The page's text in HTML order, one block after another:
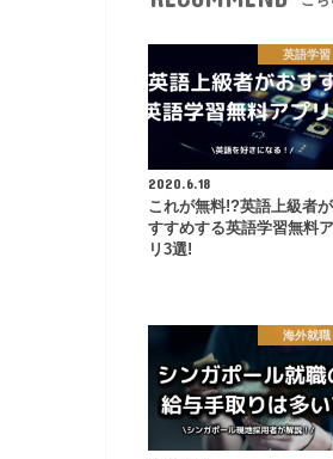
英語学習
2020.6.18
これが無料!?英語上級者
すすめする英語学習無料
リ3選!
海外就職